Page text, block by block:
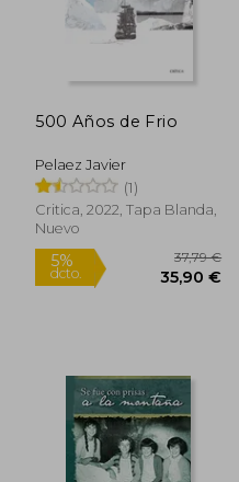
36,00 €
500 Años de Frio
Pelaez Javier
(1)
Critica, 2022, Tapa Blanda,
Nuevo